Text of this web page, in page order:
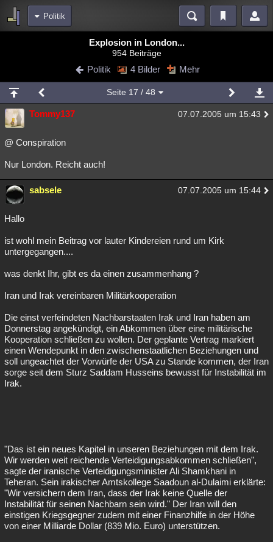
Politik
Blogs Videos
Chat Wiki Neuigkeiten
meine Rubriken
Menschen Wissenschaft Mystery Kriminalfälle
Spiritualität
Natur Umfragen Unterhaltung
weitere Rubriken
Philosophie
Musik Clash
Explosion in London...
954 Beiträge
Politik 4 Bilder Mehr
Seite 17 / 48
Tommy137 07.07.2005 um 15:43
@ Conspiration
Nur London. Reicht auch!
sabsele 07.07.2005 um 15:44
Hallo
ist wohl mein Beitrag vor lauter Kindereien rund um Kirk
untergegangen....
was denkt Ihr, gibt es da einen zusammenhang ?
Iran und Irak vereinbaren Militärkooperation
Die einst verfeindeten Nachbarstaaten Irak und Iran haben am
Donnerstag angekündigt, ein Abkommen über eine militärische
Kooperation schließen zu wollen. Der geplante Vertrag markiert
einen Wendepunkt in den zwischenstaatlichen Beziehungen und
soll ungeachtet der Vorwürfe der USA zu Stande kommen, der Iran
sorge seit dem Sturz Saddam Husseins bewusst für Instabilität im
Irak.
"Das ist ein neues Kapitel in unseren Beziehungen mit dem Irak.
Wir werden weit reichende Verteidigungsabkommen schließen",
sagte der iranische Verteidigungsminister Ali Shamkhani in
Teheran. Sein irakischer Amtskollege Saadoun al-Dulaimi erklärte:
"Wir versichern dem Iran, dass der Irak keine Quelle der
Instabilität für seinen Nachbarn sein wird." Der Iran will den
einstigen Kriegsgegner zudem mit einer Finanzhilfe in der Höhe
von einer Milliarde Dollar (839 Mio. Euro) unterstützen.